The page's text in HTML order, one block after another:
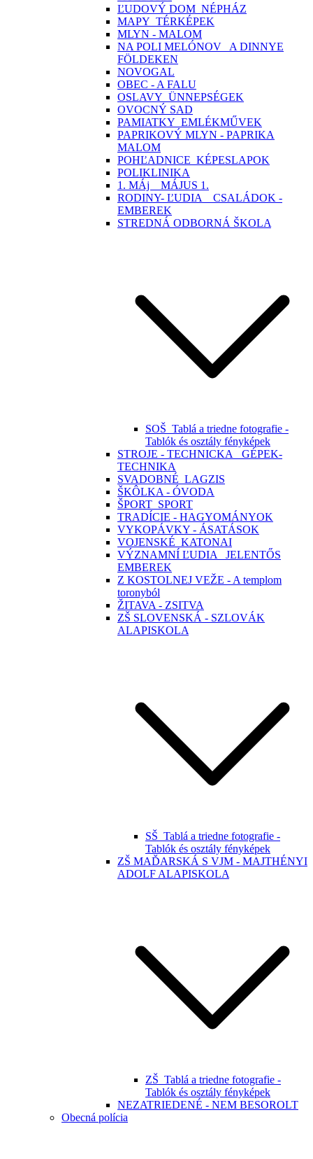
ĽUDOVÝ DOM_NÉPHÁZ
MAPY_TÉRKÉPEK
MLYN - MALOM
NA POLI MELÓNOV_ A DINNYE
FÖLDEKEN
NOVOGAL
OBEC - A FALU
OSLAVY_ÜNNEPSÉGEK
OVOCNÝ SAD
PAMIATKY_EMLÉKMŰVEK
PAPRIKOVÝ MLYN - PAPRIKA
MALOM
POHĽADNICE_KÉPESLAPOK
POLIKLINIKA
1. MÁj _ MÁJUS 1.
RODINY- ĽUDIA _ CSALÁDOK -
EMBEREK
STREDNÁ ODBORNÁ ŠKOLA
SOŠ_Tablá a triedne fotografie -
Tablók és osztály fényképek
STROJE - TECHNICKA_ GÉPEK-
TECHNIKA
SVADOBNÉ_LAGZIS
ŠKÔLKA - ÓVODA
ŠPORT_SPORT
TRADÍCIE - HAGYOMÁNYOK
VYKOPÁVKY - ÁSATÁSOK
VOJENSKÉ_KATONAI
VÝZNAMNÍ ĽUDIA _JELENTŐS
EMBEREK
Z KOSTOLNEJ VEŽE - A templom
toronyból
ŽITAVA - ZSITVA
ZŠ SLOVENSKÁ - SZLOVÁK
ALAPISKOLA
SŠ_Tablá a triedne fotografie -
Tablók és osztály fényképek
ZŠ MAĎARSKÁ S VJM - MAJTHÉNYI
ADOLF ALAPISKOLA
ZŠ_Tablá a triedne fotografie -
Tablók és osztály fényképek
NEZATRIEDENÉ - NEM BESOROLT
Obecná polícia